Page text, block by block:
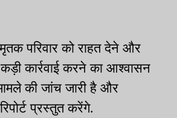
परिवार को राहत देने और
कार्रवाई करने का आश्वासन
की जांच जारी है और
प्रस्तुत करेंगे.